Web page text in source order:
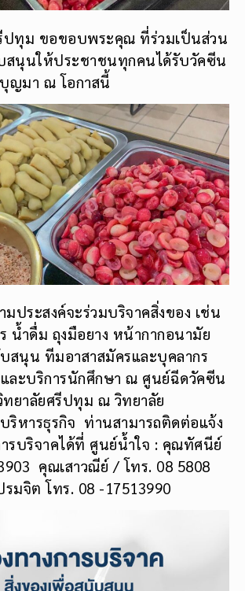
ปทุม ขอขอบพระคุณ ที่ร่วมเป็นส่วน
สนุนให้ประชาชนทุกคนได้รับวัคซีน
ญมา ณ โอกาสนี้
ประสงค์จะร่วมบริจาคสิ่งของ เช่น
น้ำดื่ม ถุงมือยาง หน้ากากอนามัย
สนุน ทีมอาสาสมัครและบุคลากร
ละบริการนักศึกษา ณ ศูนย์ฉีดวัคซีน
ทยาลัยศรีปทุม ณ วิทยาลัย
ริหารธุรกิจ ท่านสามารถติดต่อแจ้ง
รบริจาคได้ที่ ศูนย์น้ำใจ : คุณทัศนีย์
คุณเสาวณีย์ / โทร. 08 5808
รมจิต โทร. 08 -17513990